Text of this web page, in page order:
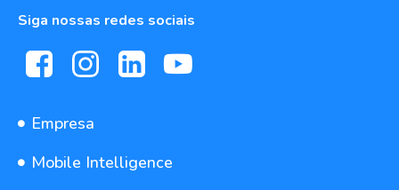
Siga nossas redes sociais
Empresa
Mobile Intelligence